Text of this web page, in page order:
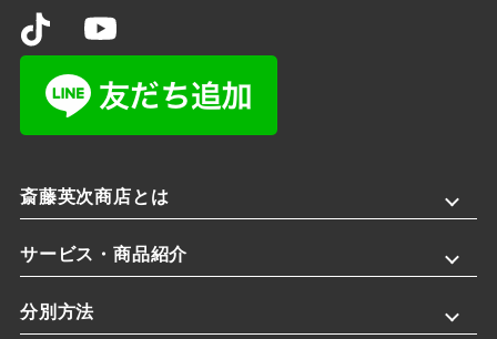
斎藤英次商店とは
サービス・商品紹介
分別方法